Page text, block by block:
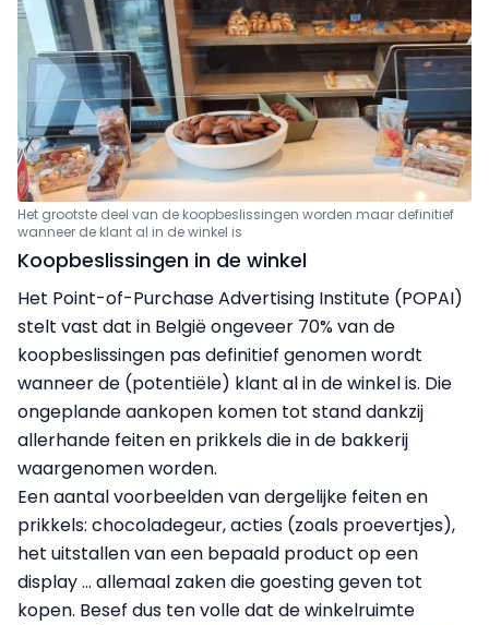
Het grootste deel van de koopbeslissingen worden maar definitief
wanneer de klant al in de winkel is
Koopbeslissingen in de winkel
Het Point-of-Purchase Advertising Institute (POPAI)
stelt vast dat in België ongeveer 70% van de
koopbeslissingen pas definitief genomen wordt
wanneer de (potentiële) klant al in de winkel is. Die
ongeplande aankopen komen tot stand dankzij
allerhande feiten en prikkels die in de bakkerij
waargenomen worden.
Een aantalvoorbeeldenvan dergelijke feiten en
prikkels: chocoladegeur, acties (zoals proevertjes),
het uitstallen van een bepaald product op een
display … allemaal zaken die goesting geven tot
kopen. Besef dus ten volle dat de winkelruimte